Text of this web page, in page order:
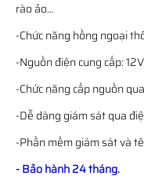
rào ảo…
-Chức năng hồng ngoại
-Nguồn điện cung cấp:
-Chức năng cấp nguồn
-Dễ dàng giám sát qua
-Phần mềm giám sát và
- Bảo hành 24 tháng.